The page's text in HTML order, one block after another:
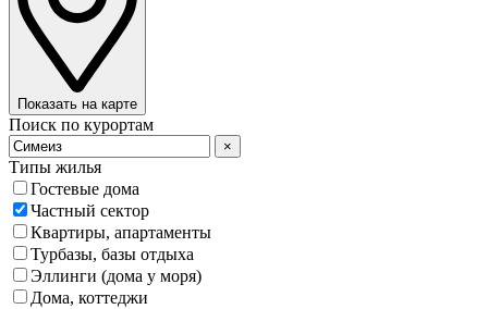
Показать на карте
Поиск по курортам
×
Типы жилья
Гостевые дома
Частный сектор
Квартиры, апартаменты
Турбазы, базы отдыха
Эллинги (дома у моря)
Дома, коттеджи